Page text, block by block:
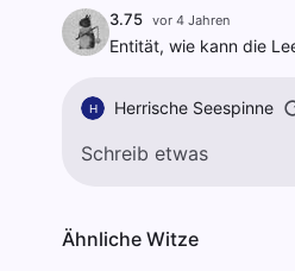
3.75 vor 4 Jahren
Entität, wie kann die
H Herrische Seespinne
Ähnliche Witze